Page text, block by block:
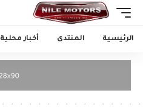
الرئيسية المنتدى أخبار محلية